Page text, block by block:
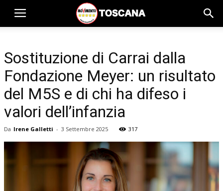
Sostituzione di Carrai dalla
Fondazione Meyer: un risultato
del M5S e di chi ha difeso i
valori dell’infanzia
Da Irene Galletti - 3 Settembre 2025 317